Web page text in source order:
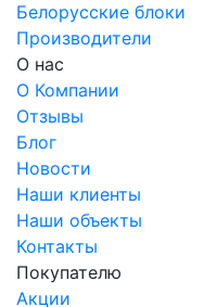
Белорусские блоки
Производители
О нас
О Компании
Отзывы
Блог
Новости
Наши клиенты
Наши объекты
Контакты
Покупателю
Акции